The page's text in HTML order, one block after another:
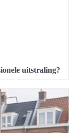
uitstraling?